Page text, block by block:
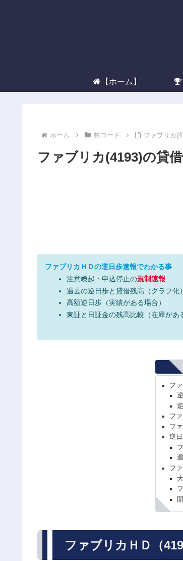
【ホーム】
ホーム 株コード ファブリカ
ファブリカ(4193)の貸
ファブリカＨＤの逆日歩速報でわかる事
注意喚起・申込停止の規制速報
過去の逆日歩と貸借残高（グラフ化）
高額逆日歩（実績がある場合）
東証と日証金の残高比較（在庫があ
フ
フ
フ
逆
フ
ファブリカＨＤ（